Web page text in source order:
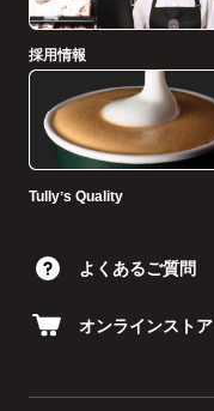
採用情報
Tullyʼs Quality
よくあるご質問
オンラインストア